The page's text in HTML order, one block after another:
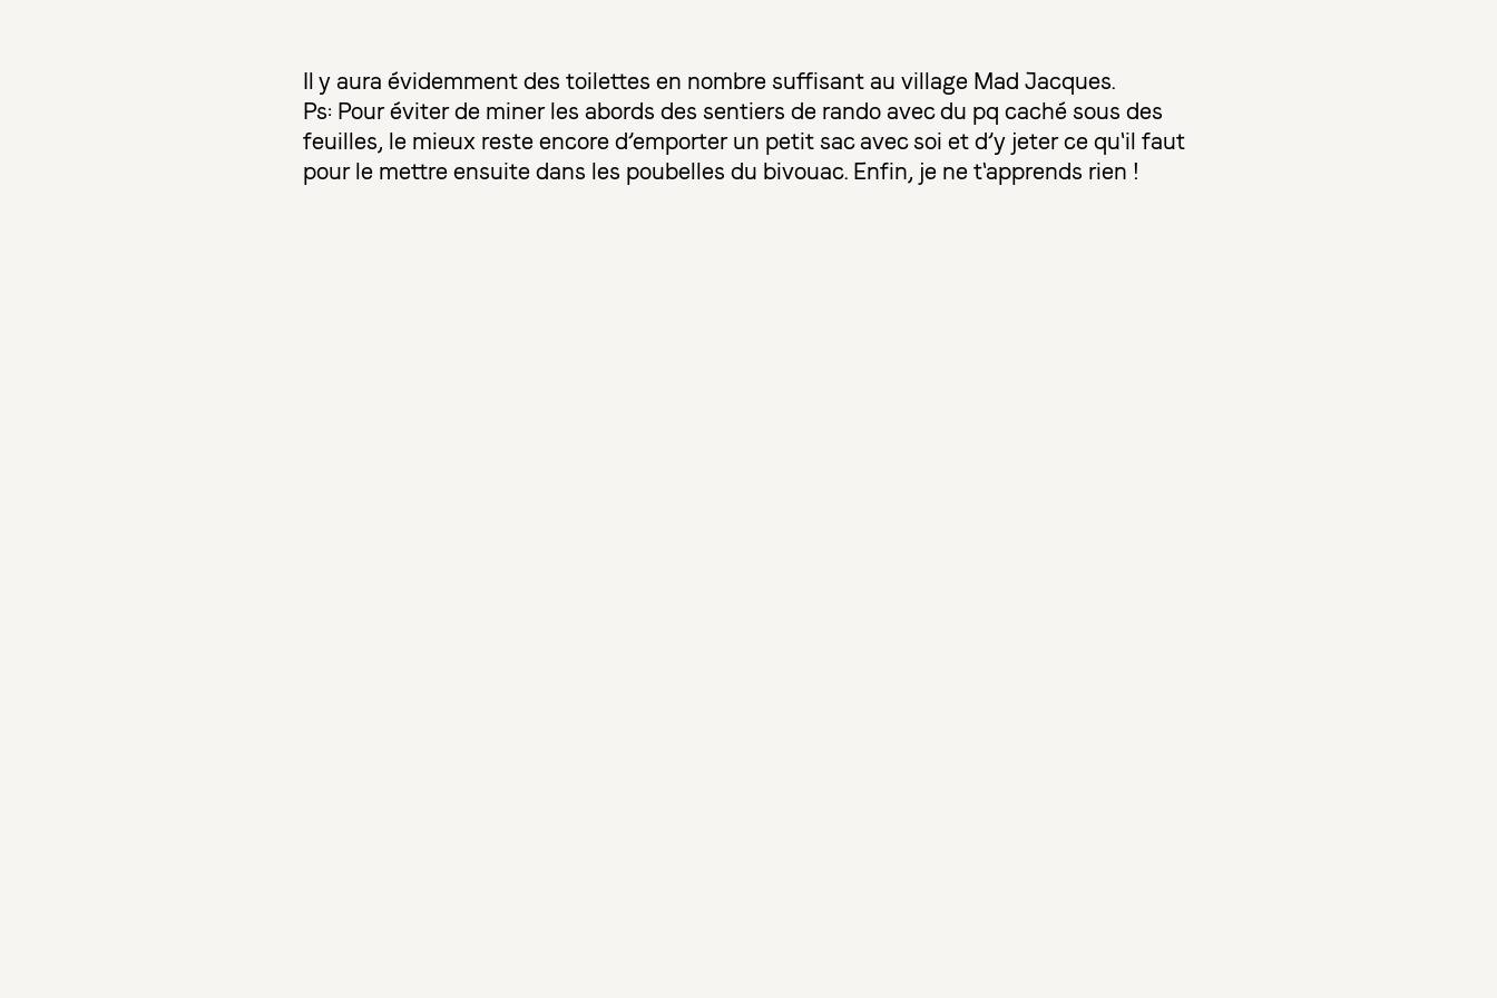
Il y aura évidemment des toilettes en nombre suffisant au village Mad Jacques.
Ps: Pour éviter de miner les abords des sentiers de rando avec du pq caché sous des
feuilles, le mieux reste encore d’emporter un petit sac avec soi et d’y jeter ce qu'il faut
pour le mettre ensuite dans les poubelles du bivouac. Enfin, je ne t'apprends rien !